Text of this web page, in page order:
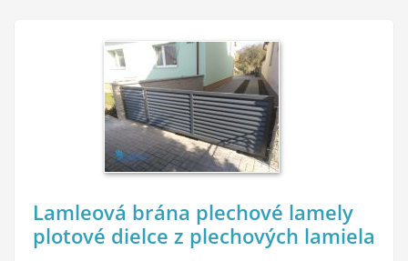
Lamleová brána plechové lamely
plotové dielce z plechových lamiela